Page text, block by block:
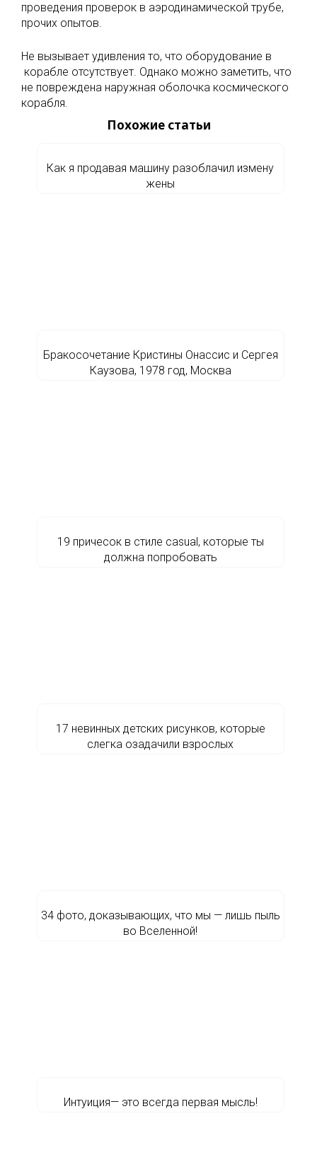
проведения проверок в аэродинамической трубе,
прочих опытов.
Не вызывает удивления то, что оборудование в
корабле отсутствует. Однако можно заметить, что
не повреждена наружная оболочка космического
корабля.
Похожие статьи
Как я продавая машину разоблачил измену
жены
Бракосочетание Кристины Онассис и Сергея
Каузова, 1978 год, Москва
19 причесок в стиле casual, которые ты
должна попробовать
17 невинных детских рисунков, которые
слегка озадачили взрослых
34 фото, доказывающих, что мы — лишь пыль
во Вселенной!
Интуиция— это всегда первая мысль!